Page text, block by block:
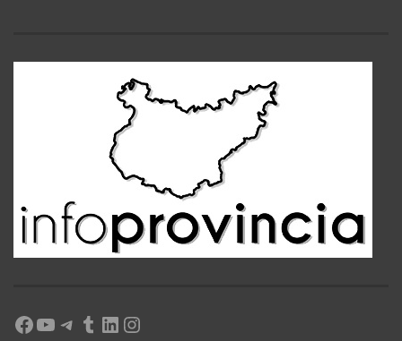
Facebook
YouTube
Telegram
Tumblr
LinkedIn
Instagram